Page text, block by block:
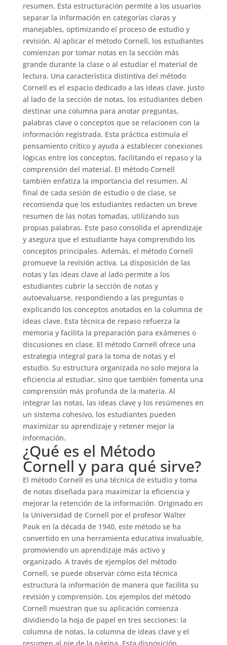
resumen. Esta estructuración permite a los usuarios
separar la información en categorías claras y
manejables, optimizando el proceso de estudio y
revisión. Al aplicar el método Cornell, los estudiantes
comienzan por tomar notas en la sección más
grande durante la clase o al estudiar el material de
lectura. Una característica distintiva del método
Cornell es el espacio dedicado a las ideas clave. Justo
al lado de la sección de notas, los estudiantes deben
destinar una columna para anotar preguntas,
palabras clave o conceptos que se relacionen con la
información registrada. Esta práctica estimula el
pensamiento crítico y ayuda a establecer conexiones
lógicas entre los conceptos, facilitando el repaso y la
comprensión del material. El método Cornell
también enfatiza la importancia del resumen. Al
final de cada sesión de estudio o de clase, se
recomienda que los estudiantes redacten un breve
resumen de las notas tomadas, utilizando sus
propias palabras. Este paso consolida el aprendizaje
y asegura que el estudiante haya comprendido los
conceptos principales. Además, el método Cornell
promueve la revisión activa. La disposición de las
notas y las ideas clave al lado permite a los
estudiantes cubrir la sección de notas y
autoevaluarse, respondiendo a las preguntas o
explicando los conceptos anotados en la columna de
ideas clave. Esta técnica de repaso refuerza la
memoria y facilita la preparación para exámenes o
discusiones en clase. El método Cornell ofrece una
estrategia integral para la toma de notas y el
estudio. Su estructura organizada no solo mejora la
eficiencia al estudiar, sino que también fomenta una
comprensión más profunda de la materia. Al
integrar las notas, las ideas clave y los resúmenes en
un sistema cohesivo, los estudiantes pueden
maximizar su aprendizaje y retener mejor la
información.
¿Qué es el Método
Cornell y para qué sirve?
El método Cornell es una técnica de estudio y toma
de notas diseñada para maximizar la eficiencia y
mejorar la retención de la información. Originado en
la Universidad de Cornell por el profesor Walter
Pauk en la década de 1940, este método se ha
convertido en una herramienta educativa invaluable,
promoviendo un aprendizaje más activo y
organizado. A través de ejemplos del método
Cornell, se puede observar cómo esta técnica
estructura la información de manera que facilita su
revisión y comprensión. Los ejemplos del método
Cornell muestran que su aplicación comienza
dividiendo la hoja de papel en tres secciones: la
columna de notas, la columna de ideas clave y el